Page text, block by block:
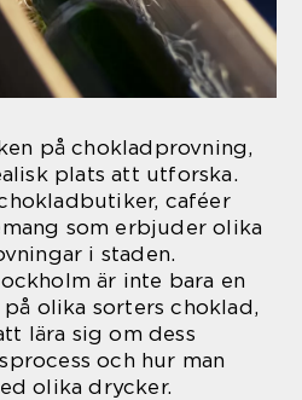
på chokladprovning,
plats att utforska.
caféer
som erbjuder olika
i staden.
är inte bara en
olika sorters choklad,
lära sig om dess
och hur man
olika drycker.